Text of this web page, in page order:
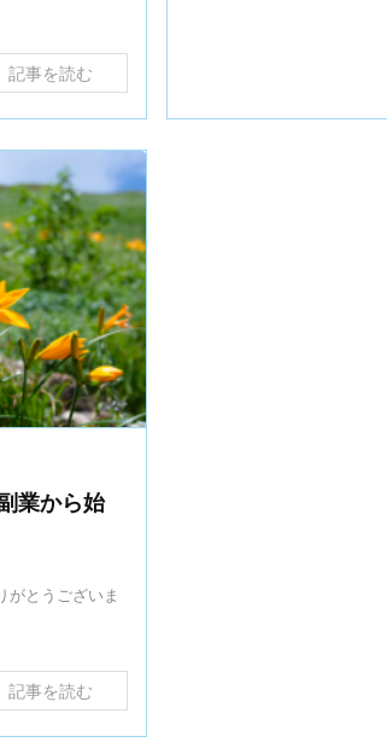
記事を読む
業から始
がとうございま
記事を読む